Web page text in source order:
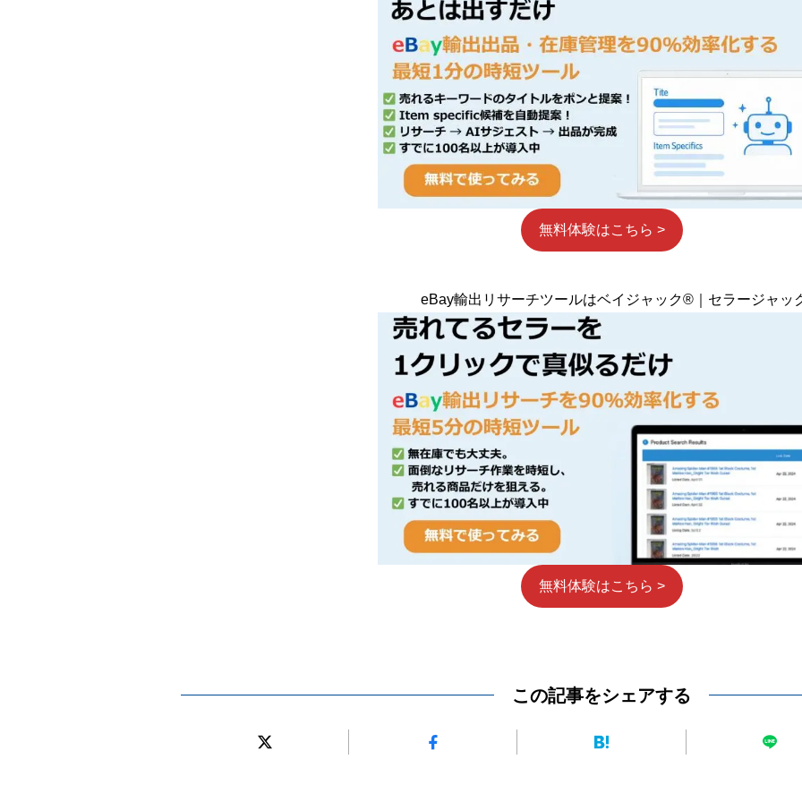
無料体験はこちら >
eBay輸出リサーチツールはベイジャック®｜セラージャッ
無料体験はこちら >
この記事をシェアする